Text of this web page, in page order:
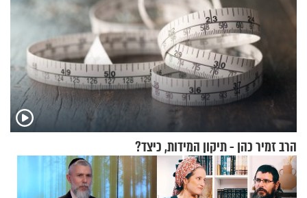
הרב זמיר כהן - תיקון המידות, כיצד?